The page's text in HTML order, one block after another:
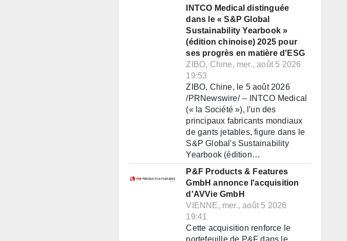
INTCO Medical distinguée
dans le « S&P Global
Sustainability Yearbook »
(édition chinoise) 2025 pour
ses progrès en matière d'ESG
ZIBO, Chine, mer., août 5 2026
19:53
ZIBO, Chine, le 5 août 2026
/PRNewswire/ -- INTCO Medical
(« la Société »), l'un des
principaux fabricants mondiaux
de gants jetables, figure dans le
S&P Global's Sustainability
Yearbook (édition…
P&F Products & Features
GmbH annonce l'acquisition
d'AVVie GmbH
VIENNE, mer., août 5 2026
19:41
Cette acquisition renforce le
portefeuille de P&F dans le